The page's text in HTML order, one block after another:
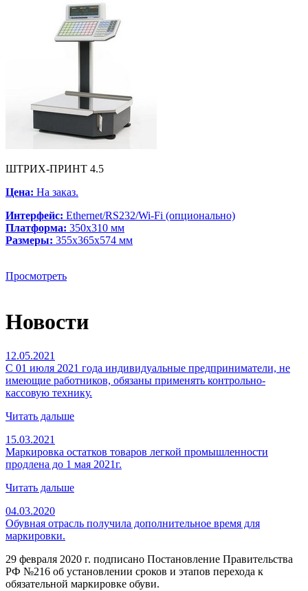
ШТРИХ-ПРИНТ 4.5
Цена: На заказ.
Интерфейс: Ethernet/RS232/Wi-Fi (опционально)
Платформа: 350x310 мм
Размеры: 355x365x574 мм
Просмотреть
Новости
12.05.2021
С 01 июля 2021 года индивидуальные предприниматели, не
имеющие работников, обязаны применять контрольно-
кассовую технику.
Читать дальше
15.03.2021
Маркировка остатков товаров легкой промышленности
продлена до 1 мая 2021г.
Читать дальше
04.03.2020
Обувная отрасль получила дополнительное время для
маркировки.
29 февраля 2020 г. подписано Постановление Правительства
РФ №216 об установлении сроков и этапов перехода к
обязательной маркировке обуви.